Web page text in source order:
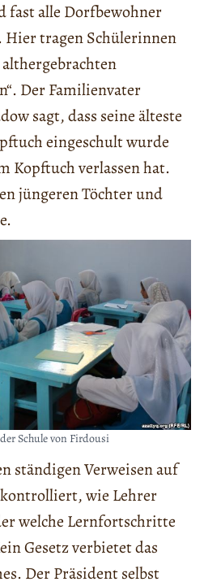
fast alle Dorfbewohner
Hier tragen Schülerinnen
Der Familienvater
sagt, dass seine älteste
eingeschult wurde
Kopftuch verlassen hat.
jüngeren Töchter und
Schule von Firdousi
ständigen Verweisen auf
wie Lehrer
welche Lernfortschritte
Gesetz verbietet das
Der Präsident selbst